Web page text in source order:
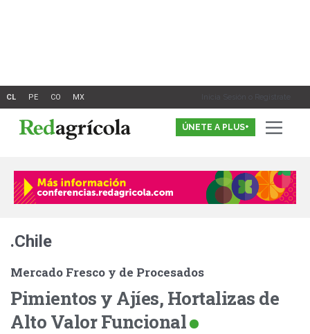
Inicia Sesión o Registrate
ÚNETE A PLUS+
.Chile
Mercado Fresco y de Procesados
Pimientos y Ajíes, Hortalizas de
Alto Valor Funcional